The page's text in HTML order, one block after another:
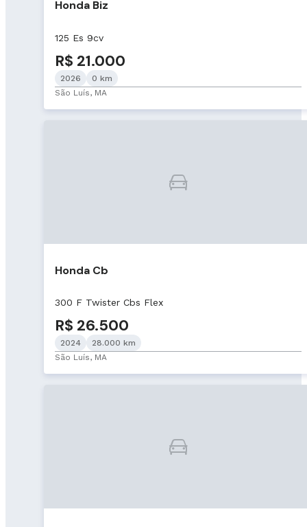
Honda Biz
125 Es 9cv
R$ 21.000
2026
0 km
São Luís, MA
Honda Cb
300 F Twister Cbs Flex
R$ 26.500
2024
28.000 km
São Luís, MA